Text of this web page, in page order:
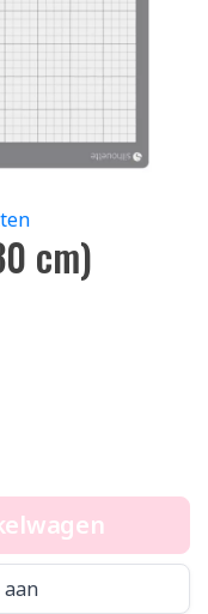
cm)